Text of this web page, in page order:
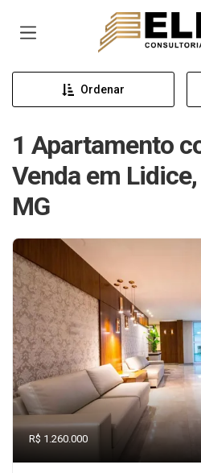
Página inicial
Ordenar
1 Apartamento
Venda em
MG
R$ 1.260.000